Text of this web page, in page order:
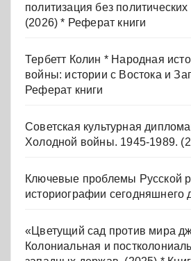
политизация без
(2026) * Реферат книги
Тербетт Колин * Народная
войны: истории с Востока и
Реферат книги
Советская культурная
Холодной войны. 1945-1989.
Ключевые проблемы Русской
историографии сегодняшнего
«Цветущий сад против мира
Колониальная и